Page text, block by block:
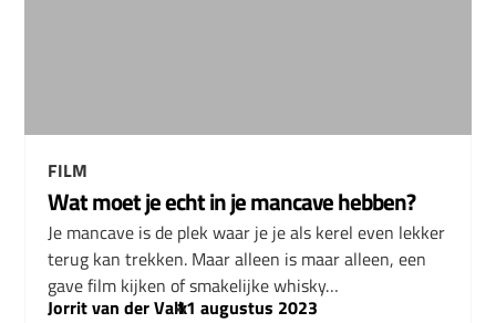
FILM
Wat moet je echt in je mancave hebben?
Je mancave is de plek waar je je als kerel even lekker
terug kan trekken. Maar alleen is maar alleen, een
gave film kijken of smakelijke whisky…
Jorrit van der Valk
–
11 augustus 2023